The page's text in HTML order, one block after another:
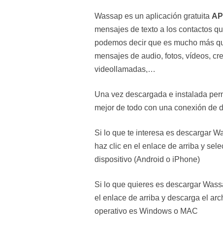
Wassap es un aplicación gratuita
mensajes de texto a los contactos
podemos decir que es mucho más
mensajes de audio, fotos, vídeos,
videollamadas,…
Una vez descargada e instalada
mejor de todo con una conexión de
Si lo que te interesa es descargar
haz clic en el enlace de arriba y
dispositivo (Android o iPhone)
Si lo que quieres es descargar
el enlace de arriba y descarga el
operativo es Windows o MAC